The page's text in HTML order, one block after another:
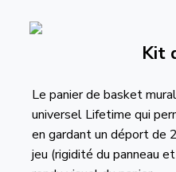
Kit
Le panier de basket
universel Lifetime qui
en gardant un déport de
jeu (rigidité du panneau